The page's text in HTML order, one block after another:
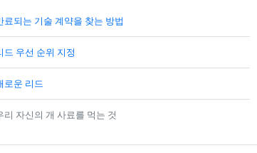
료되는 기술 계약을 찾는 방법
드 우선 순위 지정
로운 리드
리 자신의 개 사료를 먹는 것